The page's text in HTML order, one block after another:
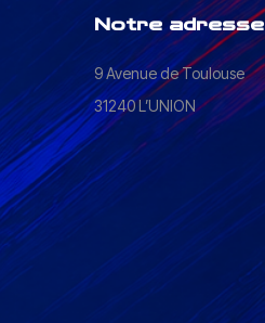
Notre adresse
9 Avenue de Toulouse
31240 L’UNION